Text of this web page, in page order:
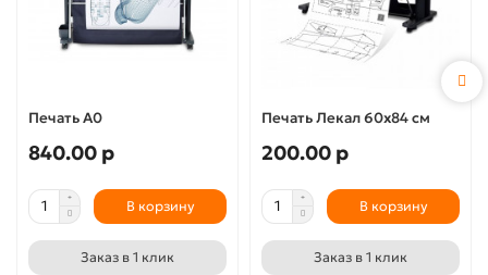
Печать А0
840.00 р
В корзину
Заказ в 1 клик
Печать Лекал 60х84 см
200.00 р
В корзину
Заказ в 1 клик